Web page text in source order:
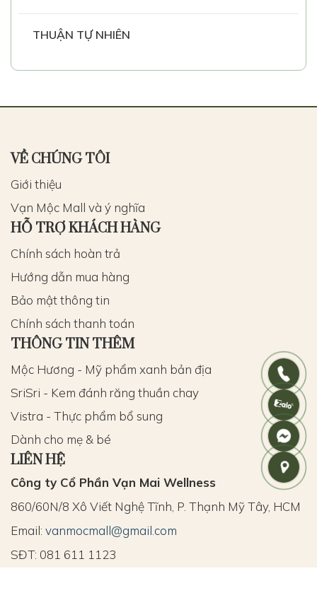
THUẬN TỰ NHIÊN
VỀ CHÚNG TÔI
Giới thiệu
Vạn Mộc Mall và ý nghĩa
HỖ TRỢ KHÁCH HÀNG
Chính sách hoàn trả
Hướng dẫn mua hàng
Bảo mật thông tin
Chính sách thanh toán
THÔNG TIN THÊM
Mộc Hương - Mỹ phẩm xanh bản địa
SriSri - Kem đánh răng thuần chay
Vistra - Thực phẩm bổ sung
Dành cho mẹ & bé
LIÊN HỆ
Công ty Cổ Phần Vạn Mai Wellness
860/60N/8 Xô Viết Nghệ Tĩnh, P. Thạnh Mỹ Tây, HCM
Email: vanmocmall@gmail.com
SĐT: 081 611 1123